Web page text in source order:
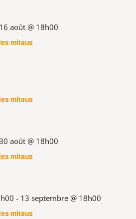
16 août @ 18h00
mitaus
mitaus
août @ 18h00
mitaus
- 13 septembre @ 18h00
mitaus